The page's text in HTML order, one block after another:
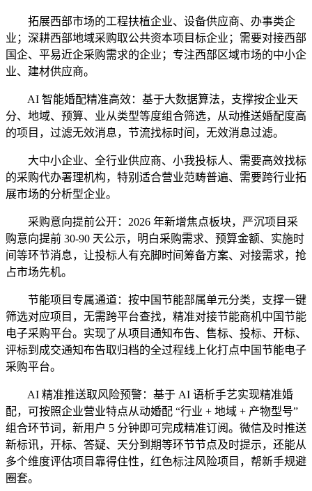
拓展西部市场的工程扶植企业、设备供应商、办事类企
业；深耕西部地域采购取公共资本项目标企业；需要对接西部
国企、平易近企采购需求的企业；专注西部区域市场的中小企
业、建材供应商。
AI 智能婚配精准高效：基于大数据算法，支撑按企业天
分、地域、预算、业从类型等度组合筛选，从动推送婚配度高
的项目，过滤无效消息，节流找标时间，无效消息过滤。
大中小企业、全行业供应商、小我投标人、需要高效找标
的采购代办署理机构，特别适合营业范畴普遍、需要跨行业拓
展市场的分析型企业。
采购意向提前公开：2026 年新增焦点板块，严沉项目采
购意向提前 30-90 天公示，明白采购需求、预算金额、实施时
间等环节消息，让投标人有充脚时间筹备方案、对接需求，抢
占市场先机。
节能项目专属通道：按中国节能部属单元分类，支撑一键
筛选对应项目，无需跨平台查找，精准对接节能商机中国节能
电子采购平台。实现了从项目通知布告、售标、投标、开标、
评标到成交通知布告取归档的全过程线上化打点中国节能电子
采购平台。
AI 精准推送取风险预警：基于 AI 语析手艺实现精准婚
配，可按照企业营业特点从动婚配 “行业 + 地域 + 产物型号”
组合环节词，新用户 5 分钟即可完成精准订阅。微信及时推送
新标讯，开标、答疑、天分到期等环节节点及时提示，还能从
多个维度评估项目靠得住性，红色标注风险项目，帮新手规避
圈套。